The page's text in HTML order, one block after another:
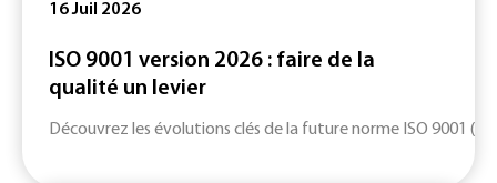
16 Juil 2026
ISO 9001 version 2026 : faire de la
qualité un levier
Découvrez les évolutions clés de la future norme ISO 9001